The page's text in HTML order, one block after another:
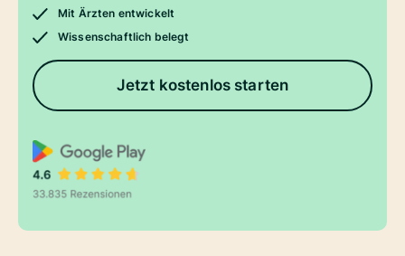
Mit Ärzten entwickelt
Wissenschaftlich belegt
Jetzt kostenlos starten